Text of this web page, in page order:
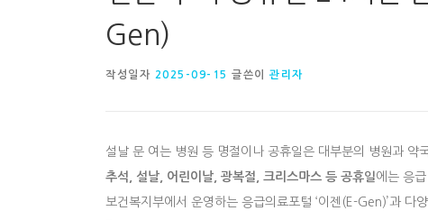
Gen)
작성일자 2025-09-15 글쓴이 관리자
설날 문 여는 병원 등 명절이나 공휴일은 대부분의 병원과 약
추석, 설날, 어린이날, 광복절, 크리스마스 등 공휴일에는 응
보건복지부에서 운영하는 응급의료포털 ‘이젠(E-Gen)’과 다